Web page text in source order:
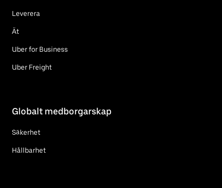
Leverera
Ät
Uber for Business
Uber Freight
Globalt medborgarskap
Säkerhet
Hållbarhet